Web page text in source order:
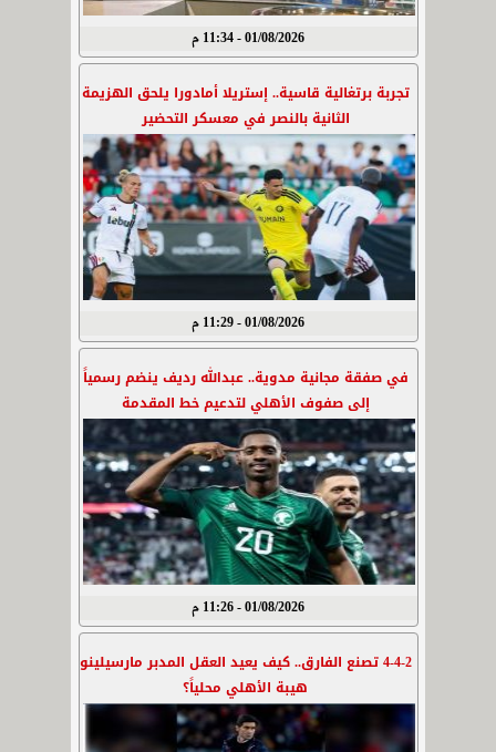
01/08/2026 - 11:34 م
تجربة برتغالية قاسية.. إستريلا أمادورا يلحق الهزيمة
الثانية بالنصر في معسكر التحضير
01/08/2026 - 11:29 م
في صفقة مجانية مدوية.. عبدالله رديف ينضم رسمياً
إلى صفوف الأهلي لتدعيم خط المقدمة
01/08/2026 - 11:26 م
4-4-2 تصنع الفارق.. كيف يعيد العقل المدبر مارسيلينو
هيبة الأهلي محلياً؟